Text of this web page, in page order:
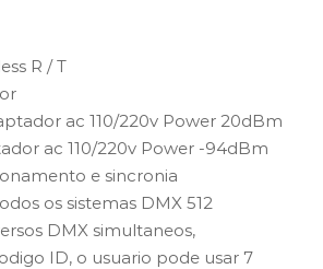
R / T
ac 110/220v Power 20dBm
ac 110/220v Power -94dBm
e sincronia
os sistemas DMX 512
DMX simultaneos,
ID, o usuario pode usar 7